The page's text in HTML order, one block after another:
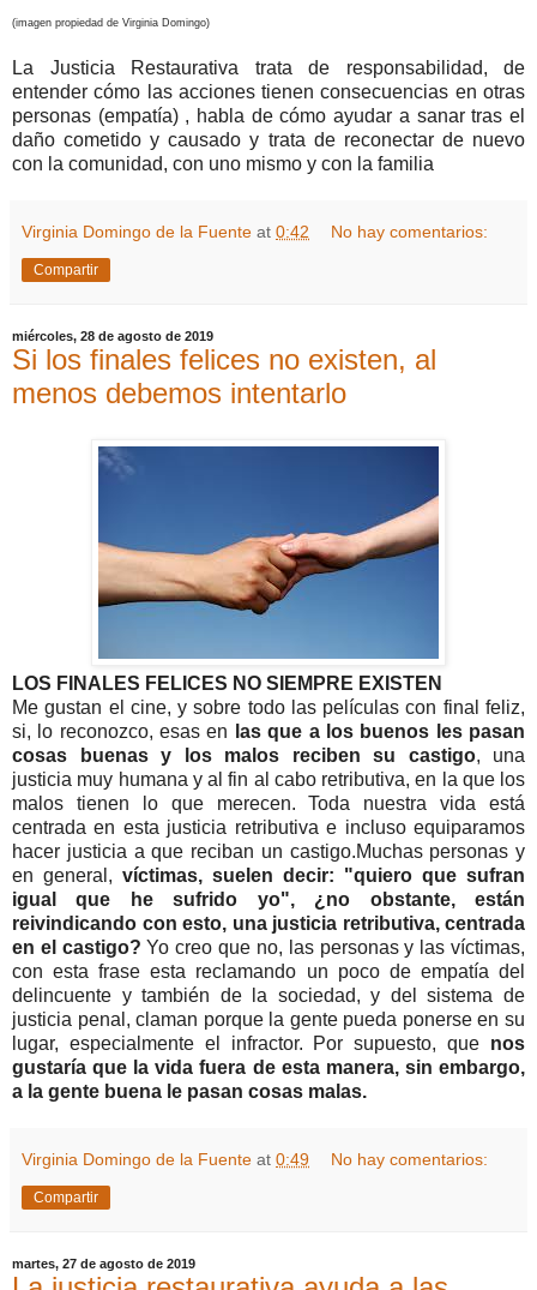
(imagen propiedad de Virginia Domingo)
La Justicia Restaurativa trata de responsabilidad, de
entender cómo las acciones tienen consecuencias en otras
personas (empatía) , habla de cómo ayudar a sanar tras el
daño cometido y causado y trata de reconectar de nuevo
con la comunidad, con uno mismo y con la familia
Virginia Domingo de la Fuente at 0:42 No hay comentarios:
Compartir
miércoles, 28 de agosto de 2019
Si los finales felices no existen, al
menos debemos intentarlo
LOS FINALES FELICES NO SIEMPRE EXISTEN
Me gustan el cine, y sobre todo las películas con final feliz,
si, lo reconozco, esas en
las que a los buenos les pasan
cosas buenas y los malos reciben su castigo, una
justicia muy humana y al fin al cabo retributiva, en la que los
malos tienen lo que merecen. Toda nuestra vida está
centrada en esta justicia retributiva e incluso equiparamos
hacer justicia a que reciban un castigo.Muchas personas y
en general, víctimas, suelen decir: "quiero que sufran
igual que he sufrido yo", ¿no obstante, están
reivindicando con esto, una justicia retributiva, centrada
en el castigo?Yo creo que no, las personas y las víctimas,
con esta frase esta reclamando un poco de empatía del
delincuente y también de la sociedad, y del sistema de
justicia penal, claman porque la gente pueda ponerse en su
lugar, especialmente el infractor. Por supuesto, que nos
gustaría que la vida fuera de esta manera, sin embargo,
a la gente buena le pasan cosas malas.
Virginia Domingo de la Fuente at 0:49 No hay comentarios:
Compartir
martes, 27 de agosto de 2019